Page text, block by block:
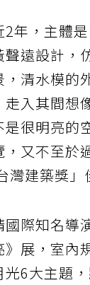
年，主體
遠設計，
清水模的
入其間想
是很明亮的
又不至於
灣建築獎」
際知名導
展，室內
6大主題